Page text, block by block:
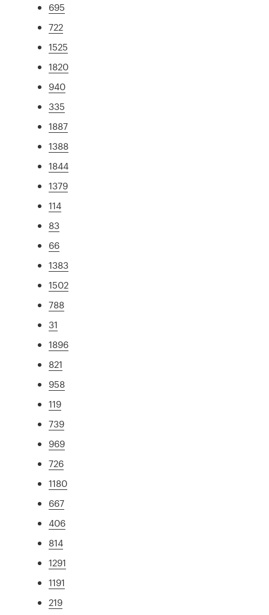
695
722
1525
1820
940
335
1887
1388
1844
1379
114
83
66
1383
1502
788
31
1896
821
958
119
739
969
726
1180
667
406
814
1291
1191
219